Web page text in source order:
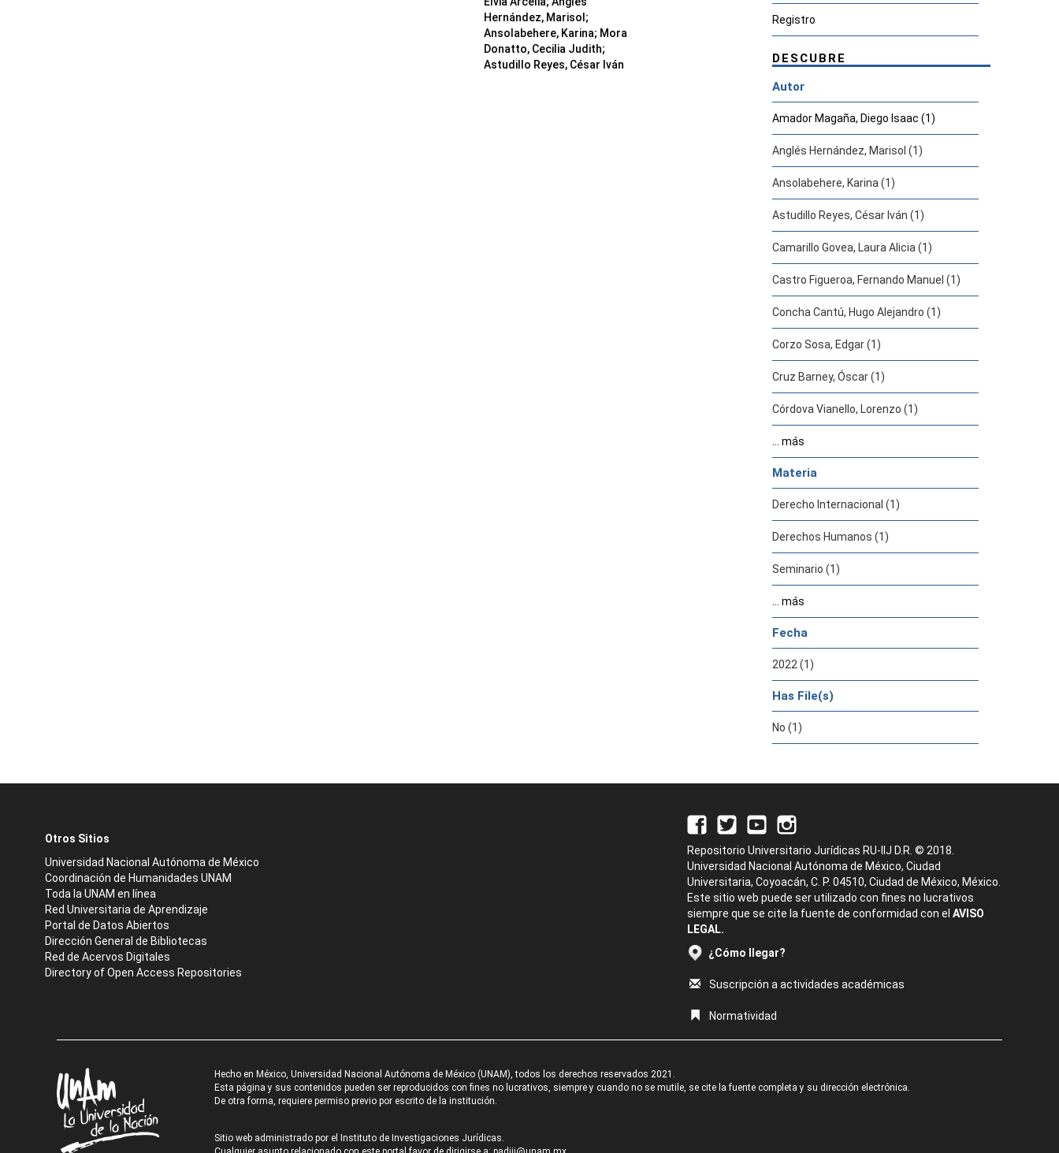
Hernández, Marisol ;
Ansolabehere, Karina; Mora
Donatto, Cecilia Judith;
Astudillo Reyes, César Iván
Registro
DESCUBRE
Autor
Amador Magaña, Diego Isaac (1)
Anglés Hernández, Marisol (1)
Ansolabehere, Karina (1)
Astudillo Reyes, César Iván (1)
Camarillo Govea, Laura Alicia (1)
Castro Figueroa, Fernando Manuel (1)
Concha Cantú, Hugo Alejandro (1)
Corzo Sosa, Edgar (1)
Cruz Barney, Óscar (1)
Córdova Vianello, Lorenzo (1)
... más
Materia
Derecho Internacional (1)
Derechos Humanos (1)
Seminario (1)
... más
Fecha
2022 (1)
Has File(s)
No (1)
Otros Sitios
Universidad Nacional Autónoma de México
Coordinación de Humanidades UNAM
Toda la UNAM en línea
Red Universitaria de Aprendizaje
Portal de Datos Abiertos
Dirección General de Bibliotecas
Red de Acervos Digitales
Directory of Open Access Repositories
Repositorio Universitario Jurídicas RU-IIJ D.R. © 2018.
Universidad Nacional Autónoma de México, Ciudad
Universitaria, Coyoacán, C. P. 04510, Ciudad de México, México.
Este sitio web puede ser utilizado con fines no lucrativos
siempre que se cite la fuente de conformidad con el AVISO
LEGAL.
¿Cómo llegar?
Suscripción a actividades académicas
Normatividad
Hecho en México, Universidad Nacional Autónoma de México (UNAM), todos los derechos reservados 2021.
Esta página y sus contenidos pueden ser reproducidos con fines no lucrativos, siempre y cuando no se mutile, se cite la fuente completa y su dirección electrónica.
De otra forma, requiere permiso previo por escrito de la institución.
Sitio web administrado por el Instituto de Investigaciones Jurídicas.